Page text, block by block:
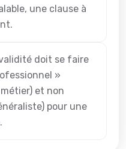
une clause à
doit se faire
»
et non
pour une